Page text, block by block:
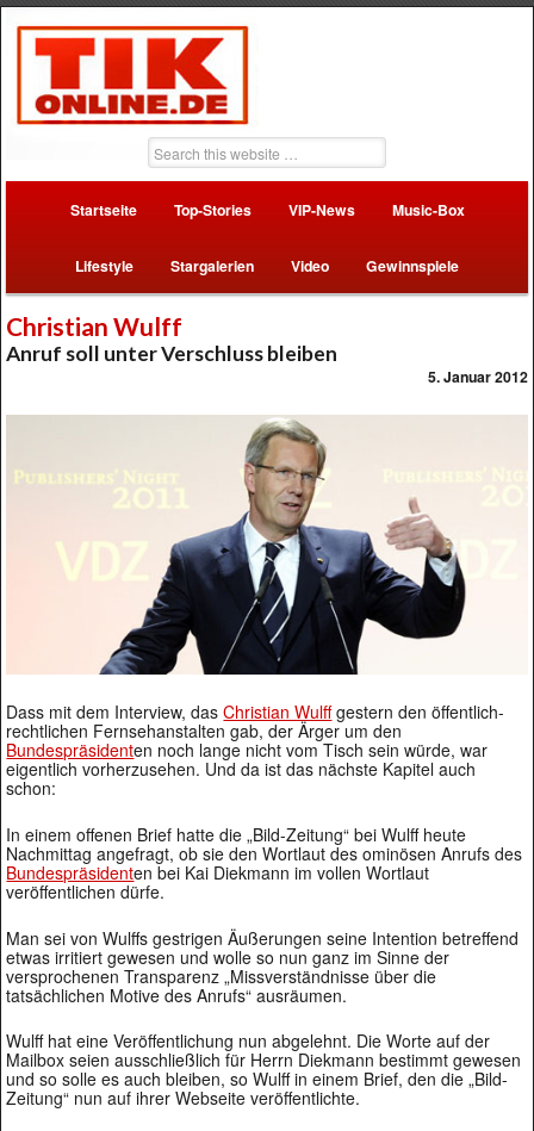
Startseite Top-Stories VIP-News Music-Box
Lifestyle Stargalerien Video Gewinnspiele
Christian Wulff
Anruf soll unter Verschluss bleiben
5. Januar 2012
Dass mit dem Interview, dasChristian Wulffgestern den öffentlich-
rechtlichen Fernsehanstalten gab, der Ärger um den
Bundespräsidenten noch lange nicht vom Tisch sein würde, war
eigentlich vorherzusehen. Und da ist das nächste Kapitel auch
schon:
In einem offenen Brief hatte die „Bild-Zeitung“ bei Wulff heute
Nachmittag angefragt, ob sie den Wortlaut des ominösen Anrufs des
Bundespräsidenten bei Kai Diekmann im vollen Wortlaut
veröffentlichen dürfe.
Man sei von Wulffs gestrigen Äußerungen seine Intention betreffend
etwas irritiert gewesen und wolle so nun ganz im Sinne der
versprochenen Transparenz „Missverständnisse über die
tatsächlichen Motive des Anrufs“ ausräumen.
Wulff hat eine Veröffentlichung nun abgelehnt. Die Worte auf der
Mailbox seien ausschließlich für Herrn Diekmann bestimmt gewesen
und so solle es auch bleiben, so Wulff in einem Brief, den die „Bild-
Zeitung“ nun auf ihrer Webseite veröffentlichte.